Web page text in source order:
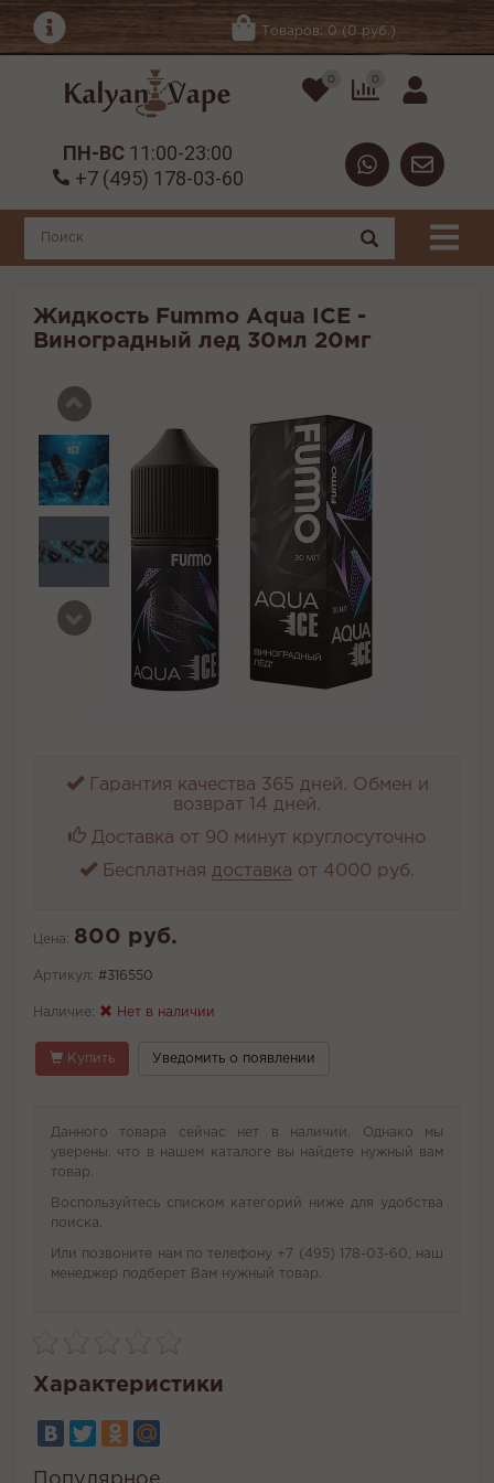
Товаров: 0 (0 руб.)
0 0
ПН-ВС 11:00-23:00
+7 (495) 178-03-60
Жидкость Fummo Aqua ICE -
Виноградный лед 30мл 20мг
Гарантия качества 365 дней. Обмен и
возврат 14 дней.
Доставка от 90 минут круглосуточно
Бесплатная доставка от 4000 руб.
Цена: 800 руб.
Артикул: #316550
Наличие: Нет в наличии
Купить Уведомить о появлении
Данного товара сейчас нет в наличии. Однако мы
уверены, что в нашем каталоге вы найдете нужный вам
товар.
Воспользуйтесь списком категорий ниже для удобства
поиска.
Или позвоните нам по телефону +7 (495) 178-03-60, наш
менеджер подберет Вам нужный товар.
Характеристики